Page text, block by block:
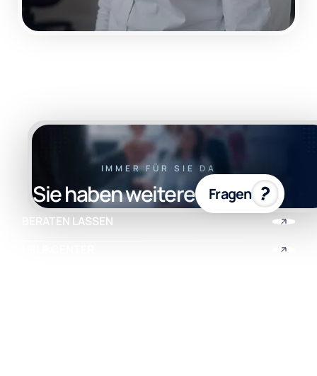
IMMER FÜR SIE DA
Sie haben weitere Fragen
BERATEN LASSEN